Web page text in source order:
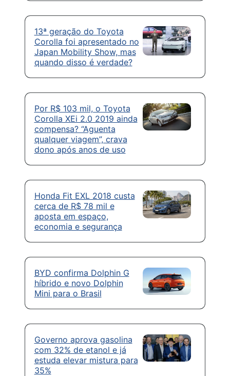
13ª geração do Toyota
Corolla foi apresentado no
Japan Mobility Show, mas
quando disso é verdade?
Por R$ 103 mil, o Toyota
Corolla XEi 2.0 2019 ainda
compensa? “Aguenta
qualquer viagem”, crava
dono após anos de uso
Honda Fit EXL 2018 custa
cerca de R$ 78 mil e
aposta em espaço,
economia e segurança
BYD confirma Dolphin G
híbrido e novo Dolphin
Mini para o Brasil
Governo aprova gasolina
com 32% de etanol e já
estuda elevar mistura para
35%